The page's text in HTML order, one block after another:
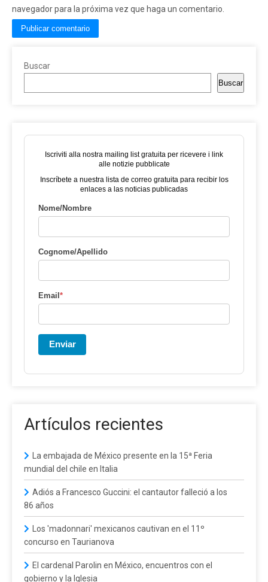
navegador para la próxima vez que haga un comentario.
Buscar
Buscar
Iscriviti alla nostra mailing list gratuita per ricevere i link
alle notizie pubblicate
Inscríbete a nuestra lista de correo gratuita para recibir los
enlaces a las noticias publicadas
Nome/Nombre
Cognome/Apellido
Email*
Enviar
Artículos recientes
La embajada de México presente en la 15ª Feria
mundial del chile en Italia
Adiós a Francesco Guccini: el cantautor falleció a los
86 años
Los 'madonnari' mexicanos cautivan en el 11º
concurso en Taurianova
El cardenal Parolin en México, encuentros con el
gobierno y la Iglesia